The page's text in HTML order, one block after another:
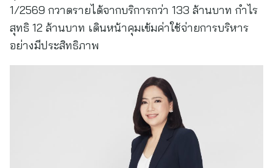
1/2569 กวาดรายได้จากบริการกว่า 133 ล้านบาท กำไร
สุทธิ 12 ล้านบาท เดินหน้าคุมเข้มค่าใช้จ่ายการบริหาร
อย่างมีประสิทธิภาพ